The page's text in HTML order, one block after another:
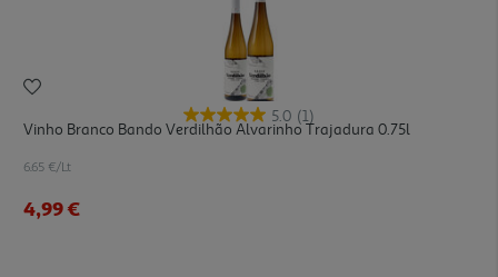
5.0 (1)
Vinho Branco Bando Verdilhão Alvarinho Trajadura 0.75l
6.65 €/Lt
4,99 €